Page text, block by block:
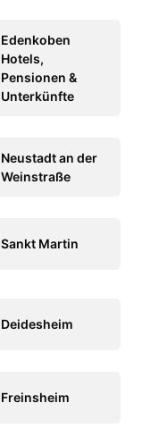
Edenkoben
Hotels,
Pensionen &
Unterkünfte
Neustadt an der
Weinstraße
Sankt Martin
Deidesheim
Freinsheim